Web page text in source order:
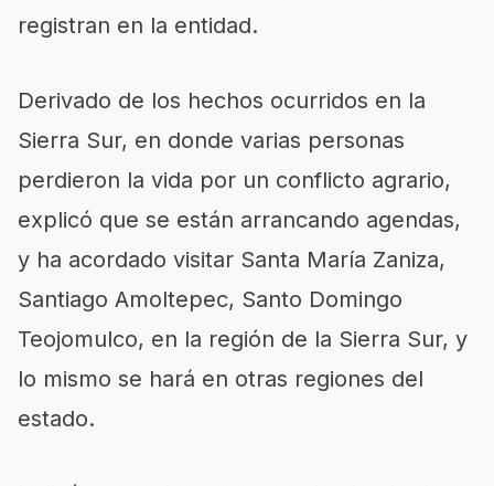
registran en la entidad.
Derivado de los hechos ocurridos en la
Sierra Sur, en donde varias personas
perdieron la vida por un conflicto agrario,
explicó que se están arrancando agendas,
y ha acordado visitar Santa María Zaniza,
Santiago Amoltepec, Santo Domingo
Teojomulco, en la región de la Sierra Sur, y
lo mismo se hará en otras regiones del
estado.